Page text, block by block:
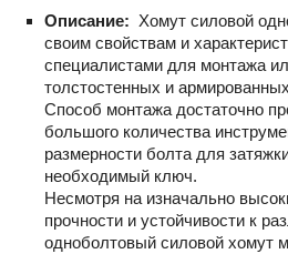
Описание: Хомут силовой
своим свойствам и
специалистами для монтажа
толстостенных и
Способ монтажа достаточно
большого количества
размерности болта для
необходимый ключ.
Несмотря на изначально
прочности и устойчивости к
одноболтовый силовой хомут